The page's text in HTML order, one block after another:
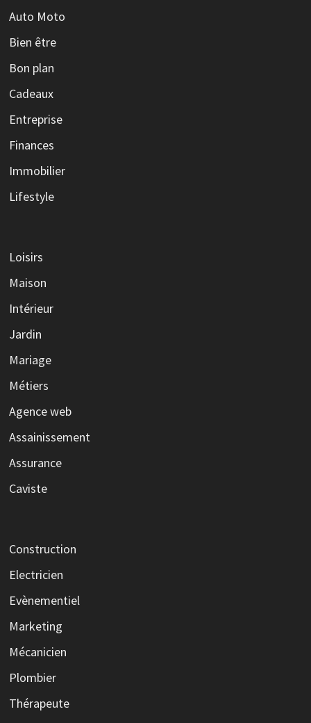
Auto Moto
Bien être
Bon plan
Cadeaux
Entreprise
Finances
Immobilier
Lifestyle
Loisirs
Maison
Intérieur
Jardin
Mariage
Métiers
Agence web
Assainissement
Assurance
Caviste
Construction
Electricien
Evènementiel
Marketing
Mécanicien
Plombier
Thérapeute